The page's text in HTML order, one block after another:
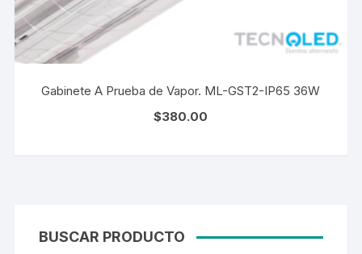
Gabinete A Prueba de Vapor. ML-GST2-IP65 36W
$380.00
BUSCAR PRODUCTO